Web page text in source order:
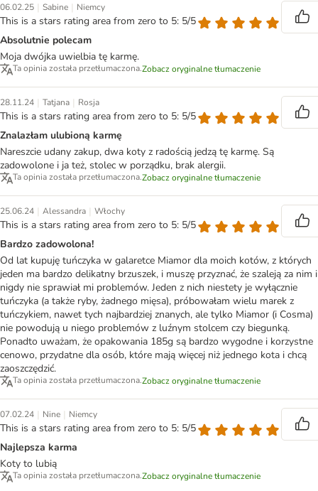
06.02.25 | Sabine | Niemcy
This is a stars rating area from zero to 5: 5/5
Absolutnie polecam
Moja dwójka uwielbia tę karmę.
Ta opinia została przetłumaczona.Zobacz oryginalne tłumaczenie
28.11.24 | Tatjana | Rosja
This is a stars rating area from zero to 5: 5/5
Znalazłam ulubioną karmę
Nareszcie udany zakup, dwa koty z radością jedzą tę karmę. Są
zadowolone i ja też, stolec w porządku, brak alergii.
Ta opinia została przetłumaczona.Zobacz oryginalne tłumaczenie
25.06.24 | Alessandra | Włochy
This is a stars rating area from zero to 5: 5/5
Bardzo zadowolona!
Od lat kupuję tuńczyka w galaretce Miamor dla moich kotów, z których
jeden ma bardzo delikatny brzuszek, i muszę przyznać, że szaleją za nim i
nigdy nie sprawiał mi problemów. Jeden z nich niestety je wyłącznie
tuńczyka (a także ryby, żadnego mięsa), próbowałam wielu marek z
tuńczykiem, nawet tych najbardziej znanych, ale tylko Miamor (i Cosma)
nie powodują u niego problemów z luźnym stolcem czy biegunką.
Ponadto uważam, że opakowania 185g są bardzo wygodne i korzystne
cenowo, przydatne dla osób, które mają więcej niż jednego kota i chcą
zaoszczędzić.
Ta opinia została przetłumaczona.Zobacz oryginalne tłumaczenie
07.02.24 | Nine | Niemcy
This is a stars rating area from zero to 5: 5/5
Najlepsza karma
Koty to lubią
Ta opinia została przetłumaczona.Zobacz oryginalne tłumaczenie